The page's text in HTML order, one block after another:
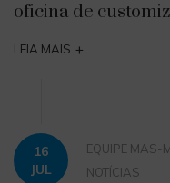
oficina de
LEIA MAIS +
16
JUL
EQUIPE MAS-
NOTÍCIAS